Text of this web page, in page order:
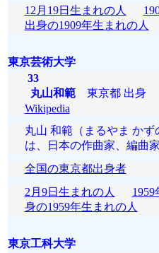
12月19日生まれの人
出身の1909年生まれの人
東京芸術大学
33
丸山和範東京都 出身
Wikipedia
丸山 和範（まるやま かず
は、日本の作曲家、編曲
全国の東京都出身者
2月9日生まれの人
1959
身の1959年生まれの人
東京工科大学